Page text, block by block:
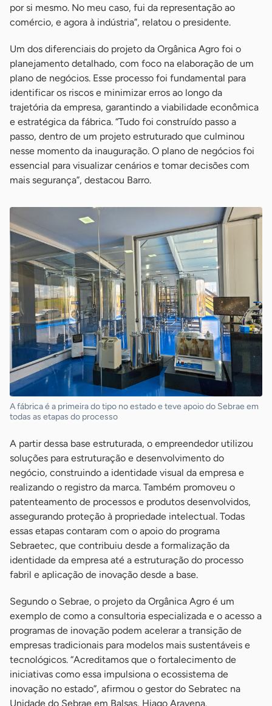
por si mesmo. No meu caso, fui da representação ao
comércio, e agora à indústria”, relatou o presidente.
Um dos diferenciais do projeto da Orgânica Agro foi o
planejamento detalhado, com foco na elaboração de um
plano de negócios. Esse processo foi fundamental para
identificar os riscos e minimizar erros ao longo da
trajetória da empresa, garantindo a viabilidade econômica
e estratégica da fábrica. “Tudo foi construído passo a
passo, dentro de um projeto estruturado que culminou
nesse momento da inauguração. O plano de negócios foi
essencial para visualizar cenários e tomar decisões com
mais segurança”, destacou Barro.
A fábrica é a primeira do tipo no estado e teve apoio do Sebrae em
todas as etapas do processo
A partir dessa base estruturada, o empreendedor utilizou
soluções para estruturação e desenvolvimento do
negócio, construindo a identidade visual da empresa e
realizando o registro da marca. Também promoveu o
patenteamento de processos e produtos desenvolvidos,
assegurando proteção à propriedade intelectual. Todas
essas etapas contaram com o apoio do programa
Sebraetec, que contribuiu desde a formalização da
identidade da empresa até a estruturação do processo
fabril e aplicação de inovação desde a base.
Segundo o Sebrae, o projeto da Orgânica Agro é um
exemplo de como a consultoria especializada e o acesso a
programas de inovação podem acelerar a transição de
empresas tradicionais para modelos mais sustentáveis e
tecnológicos. “Acreditamos que o fortalecimento de
iniciativas como essa impulsiona o ecossistema de
inovação no estado”, afirmou o gestor do Sebratec na
Unidade do Sebrae em Balsas, Hiago Aravena.